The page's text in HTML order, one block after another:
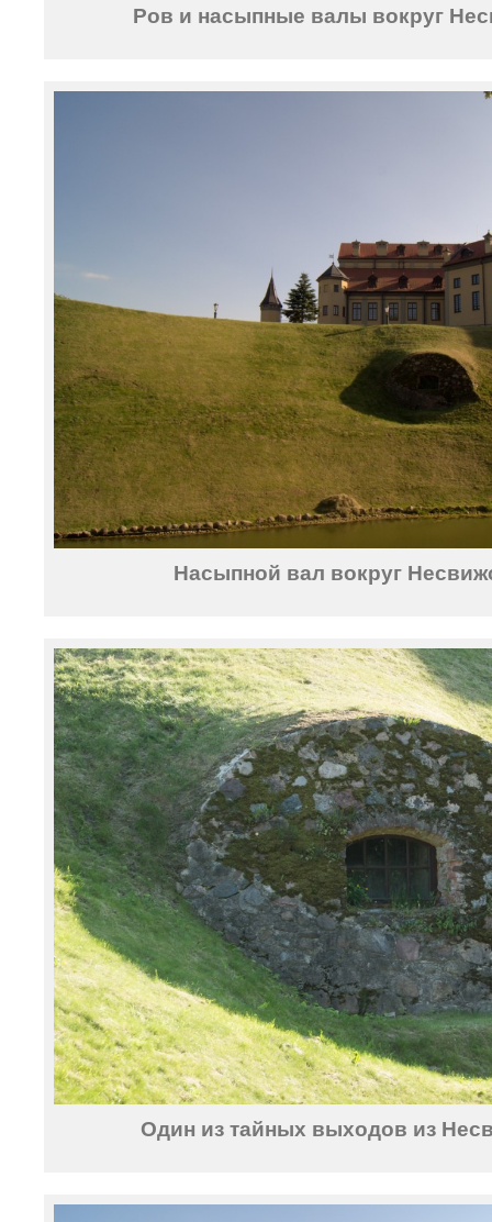
Ров и насыпные валы вокруг
Насыпной вал вокруг
Один из тайных выходов из